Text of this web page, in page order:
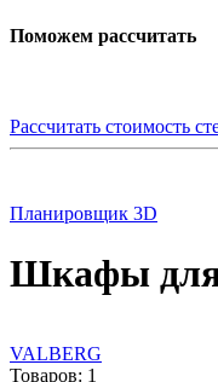
Поможем рассчитать
Рассчитать стоимость
Планировщик 3D
Шкафы для
VALBERG
Товаров: 1